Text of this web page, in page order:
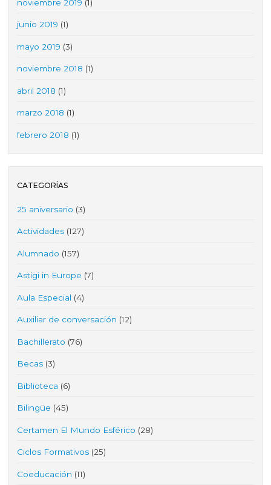
noviembre 2019 (1)
junio 2019 (1)
mayo 2019 (3)
noviembre 2018 (1)
abril 2018 (1)
marzo 2018 (1)
febrero 2018 (1)
CATEGORÍAS
25 aniversario (3)
Actividades (127)
Alumnado (157)
Astigi in Europe (7)
Aula Especial (4)
Auxiliar de conversación (12)
Bachillerato (76)
Becas (3)
Biblioteca (6)
Bilingüe (45)
Certamen El Mundo Esférico (28)
Ciclos Formativos (25)
Coeducación (11)